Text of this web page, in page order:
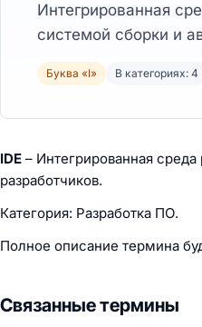
Интегрированная
системой сборки и
Буква «I» В категориях: 4
IDE – Интегрированная
разработчиков.
Категория: Разработка ПО.
Полное описание термина
Связанные термины